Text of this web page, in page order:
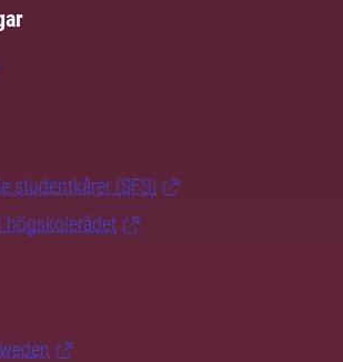
studentkårer (SFS)
högskolerådet